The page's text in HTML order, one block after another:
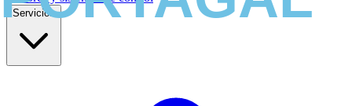
Servicios